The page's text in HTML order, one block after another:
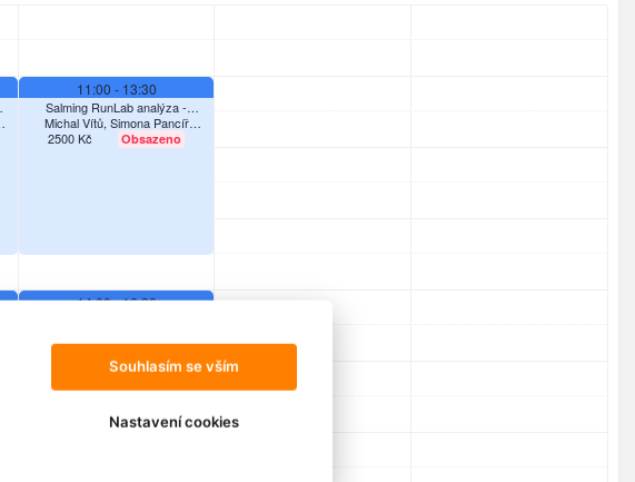
Souhlasím se vším
Nastavení cookies
11:00 - 13:30
Salming RunLab analýza -
VŠECHNY varianty
Michal Vítů, Simona Pancíř
Švarcová
2500Kč Obsazeno
14:00- 16:30